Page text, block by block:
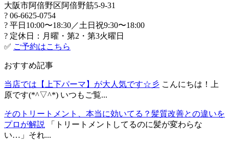
大阪市阿倍野区阿倍野筋5-9-31
? 06-6625-0754
? 平日10:00〜18:30／土日祝9:30〜18:00
? 定休日：月曜・第2・第3火曜日
✅ ご予約はこちら
おすすめ記事
当店では【上下パーマ】が大人気です☆彡 こんにちは！上
原です(*^▽^*) いつもご覧...
そのトリートメント、本当に効いてる？髪質改善との違いを
プロが解説
「トリートメントしてるのに髪が変わらな
い…」それ...